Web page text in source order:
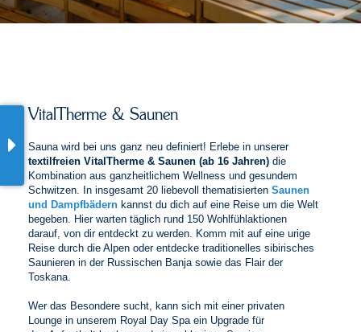
VitalTherme & Saunen
Sauna wird bei uns ganz neu definiert! Erlebe in unserer
textilfreien VitalTherme & Saunen (ab 16 Jahren) die
Kombination aus ganzheitlichem Wellness und gesundem
Schwitzen. In insgesamt 20 liebevoll thematisierten Saunen
und Dampfbädern kannst du dich auf eine Reise um die Welt
begeben. Hier warten täglich rund 150 Wohlfühlaktionen
darauf, von dir entdeckt zu werden. Komm mit auf eine urige
Reise durch die Alpen oder entdecke traditionelles sibirisches
Saunieren in der Russischen Banja sowie das Flair der
Toskana.
Wer das Besondere sucht, kann sich mit einer privaten
Lounge in unserem Royal Day Spa ein Upgrade für